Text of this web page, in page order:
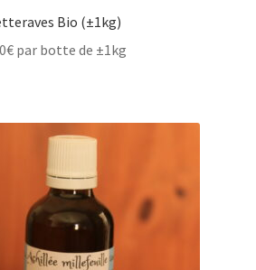
Bio (±1kg)
€ par botte de ±1kg